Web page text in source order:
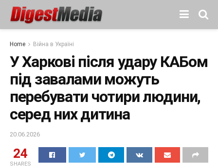
Home Війна в Україні
У Харкові після удару КАБом
під завалами можуть
перебувати чотири людини,
серед них дитина
20.06.2026
24
SHARES